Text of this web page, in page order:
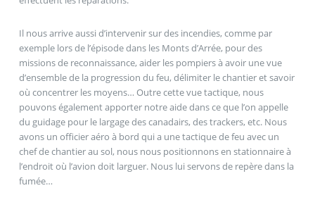
Il nous arrive aussi d’intervenir sur des incendies, comme par
exemple lors de l’épisode dans les Monts d’Arrée, pour des
missions de reconnaissance, aider les pompiers à avoir une vue
d’ensemble de la progression du feu, délimiter le chantier et savoir
où concentrer les moyens… Outre cette vue tactique, nous
pouvons également apporter notre aide dans ce que l’on appelle
du guidage pour le largage des canadairs, des trackers, etc. Nous
avons un officier aéro à bord qui a une tactique de feu avec un
chef de chantier au sol, nous nous positionnons en stationnaire à
l’endroit où l’avion doit larguer. Nous lui servons de repère dans la
fumée…